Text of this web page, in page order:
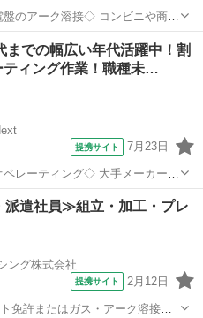
環境に必ず必要な配電盤、変圧
てます。（キュービクル式高圧
工場
での幅広い年代活躍中！割
ティング作業！職種未…
提携サイト 7月23日
ートされた方ばかりですので、
工場
遣社員≫組立・加工・プレ
ング株式会社
提携サイト 2月12日
免許またはガス・アーク溶接資